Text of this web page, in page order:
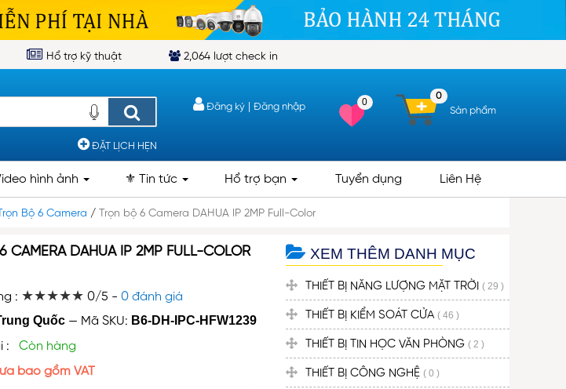
Hổ trợ kỹ thuật 2,064 lượt check in
ĐẶT LỊCH HẸN
Đăng ký Đăng nhập
0 0
Sản phẩm
hình ảnh ⚜️ Tin tức Hổ trợ bạn Tuyển dụng Liên Hệ
Trọn Bộ 6 Camera / Trọn bộ 6 Camera DAHUA IP 2MP Full-Color
CAMERA DAHUA IP 2MP FULL-COLOR
: ★★★★★
★★★★★ 0/5 - 0 đánh giá
Quốc — Mã SKU: B6-DH-IPC-HFW1239
:
Còn hàng
bao gồm VAT
XEM THÊM DANH MỤC
THIẾT BỊ NĂNG LƯỢNG MẶT TRỜI ( 29 )
THIẾT BỊ KIỂM SOÁT CỬA ( 46 )
THIẾT BỊ TIN HỌC VĂN PHÒNG ( 2 )
THIẾT BỊ CÔNG NGHỆ ( 0 )